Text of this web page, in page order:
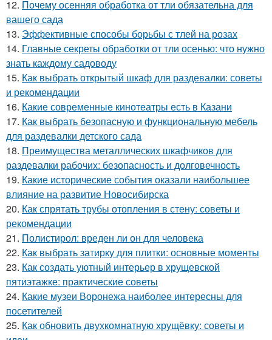
12. Почему осенняя обработка от тли обязательна для
вашего сада
13. Эффективные способы борьбы с тлей на розах
14. Главные секреты обработки от тли осенью: что нужно
знать каждому садоводу
15. Как выбрать открытый шкаф для раздевалки: советы
и рекомендации
16. Какие современные кинотеатры есть в Казани
17. Как выбрать безопасную и функциональную мебель
для раздевалки детского сада
18. Преимущества металлических шкафчиков для
раздевалки рабочих: безопасность и долговечность
19. Какие исторические события оказали наибольшее
влияние на развитие Новосибирска
20. Как спрятать трубы отопления в стену: советы и
рекомендации
21. Полистирол: вреден ли он для человека
22. Как выбрать затирку для плитки: основные моменты
23. Как создать уютный интерьер в хрущевской
пятиэтажке: практические советы
24. Какие музеи Воронежа наиболее интересны для
посетителей
25. Как обновить двухкомнатную хрущёвку: советы и